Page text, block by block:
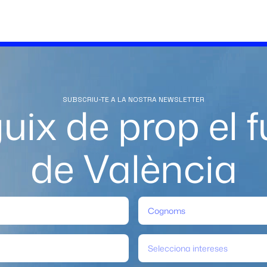
SUBSCRIU-TE A LA NOSTRA NEWSLETTER
de prop el
de València
Selecciona intereses